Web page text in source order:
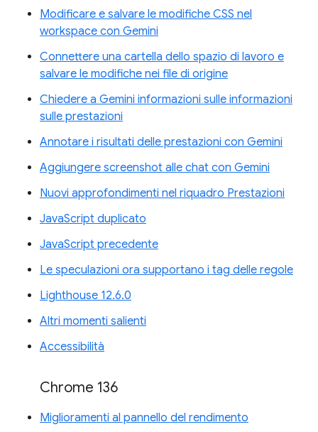
Modificare e salvare le modifiche CSS nel
workspace con Gemini
Connettere una cartella dello spazio di lavoro e
salvare le modifiche nei file di origine
Chiedere a Gemini informazioni sulle informazioni
sulle prestazioni
Annotare i risultati delle prestazioni con Gemini
Aggiungere screenshot alle chat con Gemini
Nuovi approfondimenti nel riquadro Prestazioni
JavaScript duplicato
JavaScript precedente
Le speculazioni ora supportano i tag delle regole
Lighthouse 12.6.0
Altri momenti salienti
Accessibilità
Chrome 136
Miglioramenti al pannello del rendimento